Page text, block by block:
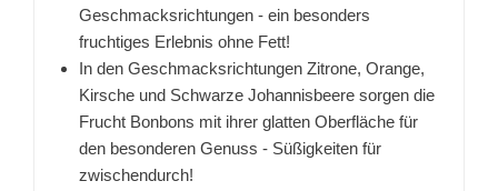
Geschmacksrichtungen - ein besonders
fruchtiges Erlebnis ohne Fett!
In den Geschmacksrichtungen Zitrone, Orange,
Kirsche und Schwarze Johannisbeere sorgen die
Frucht Bonbons mit ihrer glatten Oberfläche für
den besonderen Genuss - Süßigkeiten für
zwischendurch!